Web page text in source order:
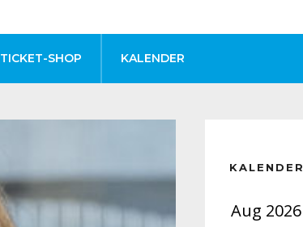
TICKET-SHOP KALENDER
KALENDER